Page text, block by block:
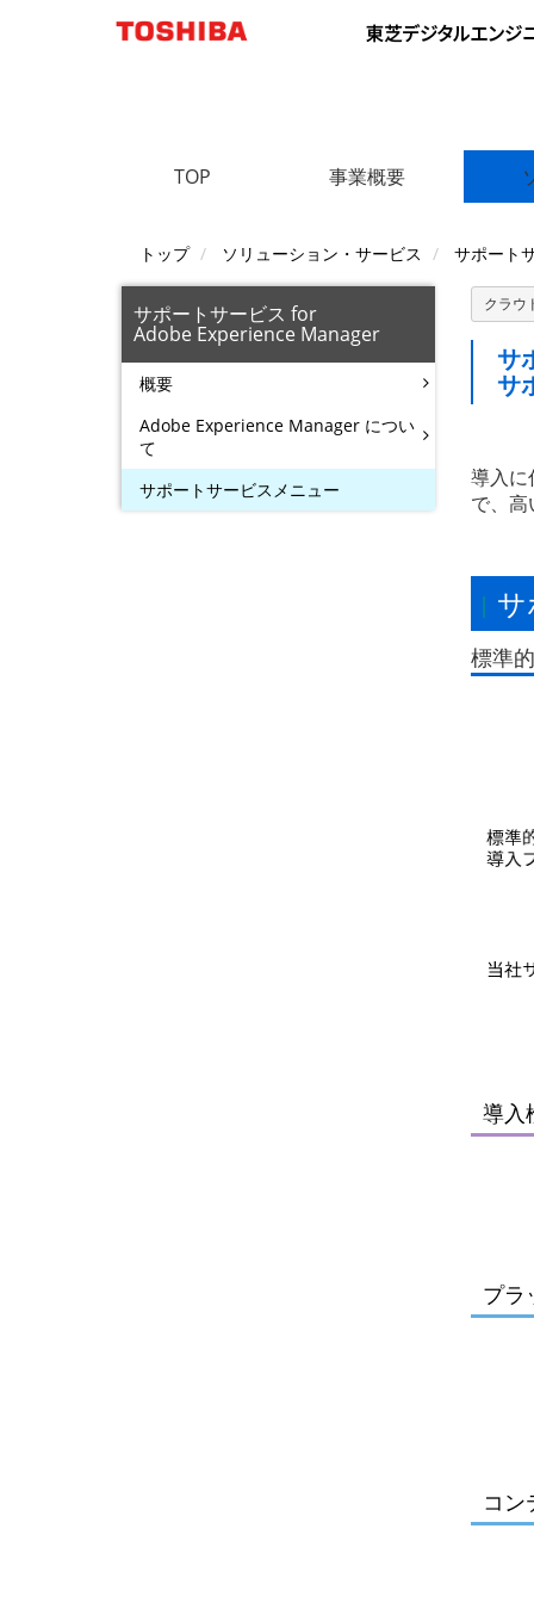
TOP 事業概要
トップ ソリューション・サービス サポート
クラウ
サ
サ
導入に
で、
標準
導入
プラ
コン
サポートサービス for
Adobe Experience Manager
概要
Adobe Experience Manager につい
て
サポートサービスメニュー